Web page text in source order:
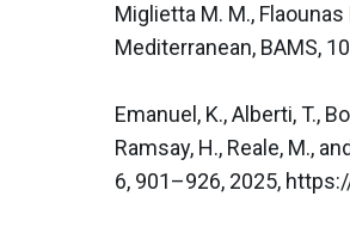
Miglietta M. M.,
Mediterranean, BAMS,
Emanuel, K., Alberti, T.,
Ramsay, H., Reale, M.,
6, 901–926, 2025,